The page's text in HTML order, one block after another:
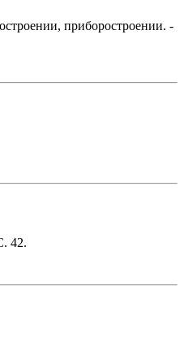
приборостроении. -
42.